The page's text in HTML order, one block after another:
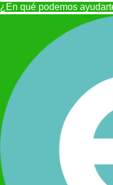
¿En qué podemos